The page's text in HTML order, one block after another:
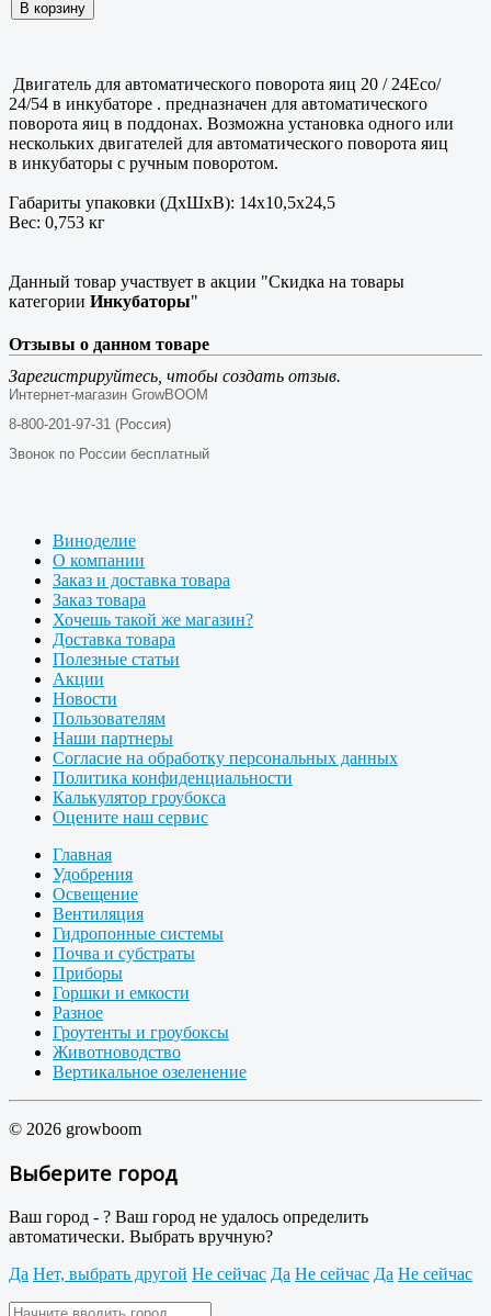
Двигатель для автоматического поворота яиц 20 / 24Eco/
24/54 в инкубаторе . предназначен для автоматического
поворота яиц в поддонах. Возможна установка одного или
нескольких двигателей для автоматического поворота яиц
в инкубаторы с ручным поворотом.
Габариты упаковки (ДхШхВ): 14x10,5x24,5
Вес: 0,753 кг
Данный товар участвует в акции "Скидка на товары
категории Инкубаторы"
Отзывы о данном товаре
Зарегистрируйтесь, чтобы создать отзыв.
Интернет-магазин GrowBOOM
8-800-201-97-31 (Россия)
Звонок по России бесплатный
Виноделие
О компании
Заказ и доставка товара
Заказ товара
Хочешь такой же магазин?
Доставка товара
Полезные статьи
Акции
Новости
Пользователям
Наши партнеры
Согласие на обработку персональных данных
Политика конфиденциальности
Калькулятор гроубокса
Оцените наш сервис
Главная
Удобрения
Освещение
Вентиляция
Гидропонные системы
Почва и субстраты
Приборы
Горшки и емкости
Разное
Гроутенты и гроубоксы
Животноводство
Вертикальное озеленение
© 2026 growboom
Выберите город
Ваш город - ? Ваш город не удалось определить
автоматически. Выбрать вручную?
Да Нет, выбрать другой Не сейчас Да Не сейчас Да Не сейчас